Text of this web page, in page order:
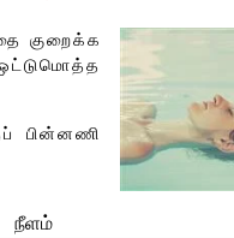
குறைக்க
பின்னணி
நீளம்